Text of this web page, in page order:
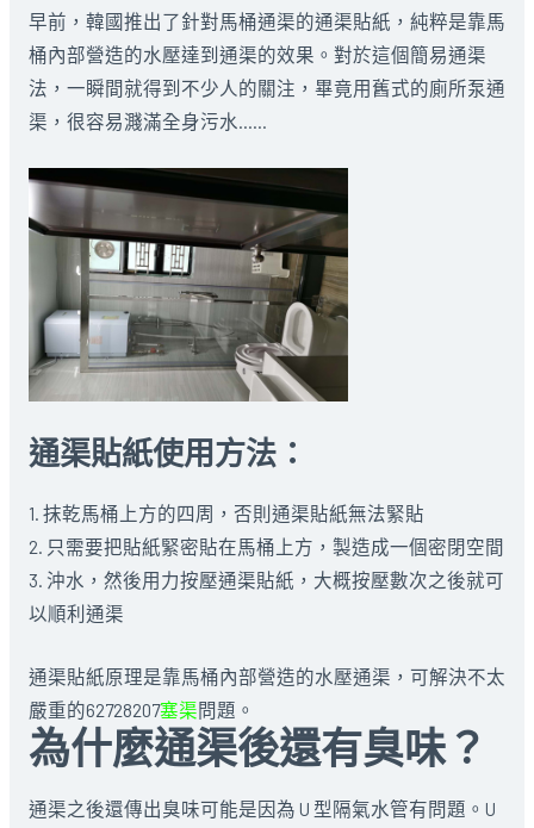
早前，韓國推出了針對馬桶通渠的通渠貼紙，純粹是靠馬
桶內部營造的水壓達到通渠的效果。對於這個簡易通渠
法，一瞬間就得到不少人的關注，畢竟用舊式的廁所泵通
渠，很容易濺滿全身污水……
通渠貼紙使用方法：
1. 抹乾馬桶上方的四周，否則通渠貼紙無法緊貼
2. 只需要把貼紙緊密貼在馬桶上方，製造成一個密閉空間
3. 沖水，然後用力按壓通渠貼紙，大概按壓數次之後就可
以順利通渠
通渠貼紙原理是靠馬桶內部營造的水壓通渠，可解決不太
嚴重的62728207塞渠問題。
為什麼通渠後還有臭味？
通渠之後還傳出臭味可能是因為 U 型隔氣水管有問題。U